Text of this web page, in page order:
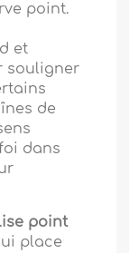
point.
et
souligner
de
dans
point
place